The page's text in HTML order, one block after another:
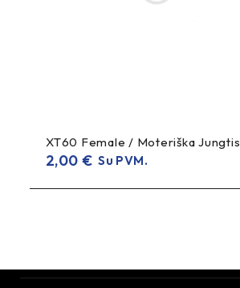
XT60 Female / Moteriška Jungtis
2,00 € Su PVM.